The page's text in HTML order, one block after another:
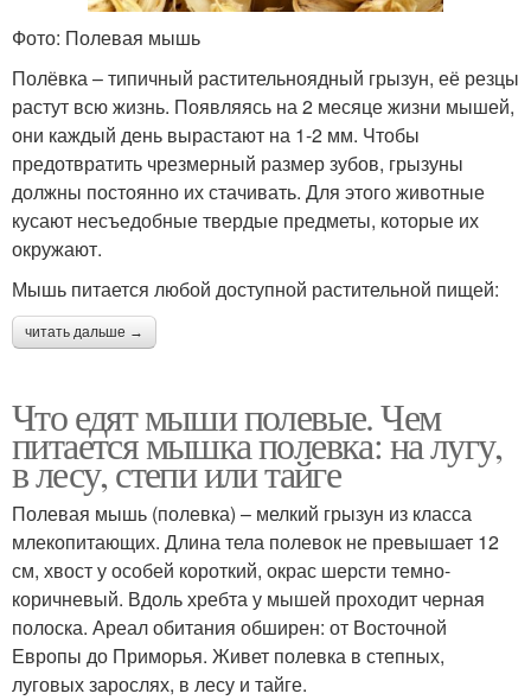
Фото: Полевая мышь
Полёвка – типичный растительноядный грызун, её резцы
растут всю жизнь. Появляясь на 2 месяце жизни мышей,
они каждый день вырастают на 1-2 мм. Чтобы
предотвратить чрезмерный размер зубов, грызуны
должны постоянно их стачивать. Для этого животные
кусают несъедобные твердые предметы, которые их
окружают.
Мышь питается любой доступной растительной пищей:
читать дальше →
Что едят мыши полевые. Чем
питается мышка полевка: на лугу,
в лесу, степи или тайге
Полевая мышь (полевка) – мелкий грызун из класса
млекопитающих. Длина тела полевок не превышает 12
см, хвост у особей короткий, окрас шерсти темно-
коричневый. Вдоль хребта у мышей проходит черная
полоска. Ареал обитания обширен: от Восточной
Европы до Приморья. Живет полевка в степных,
луговых зарослях, в лесу и тайге.